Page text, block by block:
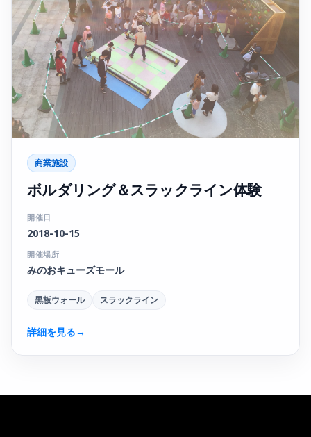
商業施設
ボルダリング＆スラックライン体験
開催日
2018-10-15
開催場所
みのおキューズモール
黒板ウォール スラックライン
詳細を見る→